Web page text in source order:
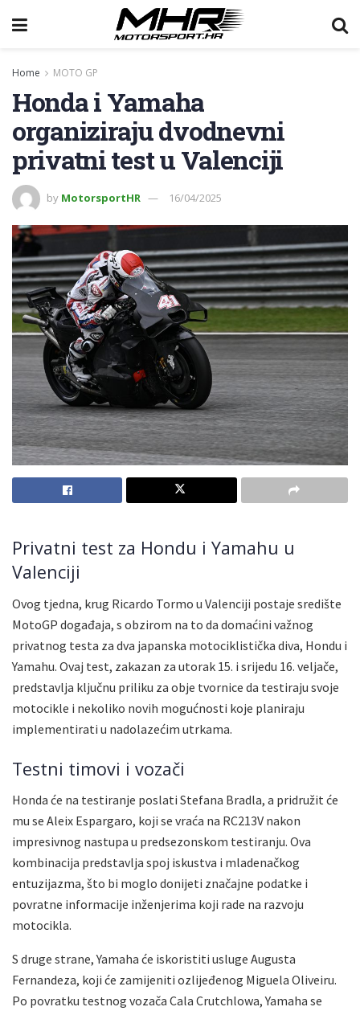
Home MOTO GP
Honda i Yamaha
organiziraju dvodnevni
privatni test u Valenciji
by MotorsportHR 16/04/2025
Privatni test za Hondu i Yamahu u
Valenciji
Ovog tjedna, krug Ricardo Tormo u Valenciji postaje središte
MotoGP događaja, s obzirom na to da domaćini važnog
privatnog testa za dva japanska motociklistička diva, Hondu i
Yamahu. Ovaj test, zakazan za utorak 15. i srijedu 16. veljače,
predstavlja ključnu priliku za obje tvornice da testiraju svoje
motocikle i nekoliko novih mogućnosti koje planiraju
implementirati u nadolazećim utrkama.
Testni timovi i vozači
Honda će na testiranje poslati Stefana Bradla, a pridružit će
mu se Aleix Espargaro, koji se vraća na RC213V nakon
impresivnog nastupa u predsezonskom testiranju. Ova
kombinacija predstavlja spoj iskustva i mladenačkog
entuzijazma, što bi moglo donijeti značajne podatke i
povratne informacije inženjerima koji rade na razvoju
motocikla.
S druge strane, Yamaha će iskoristiti usluge Augusta
Fernandeza, koji će zamijeniti ozlijeđenog Miguela Oliveiru.
Po povratku testnog vozača Cala Crutchlowa, Yamaha se